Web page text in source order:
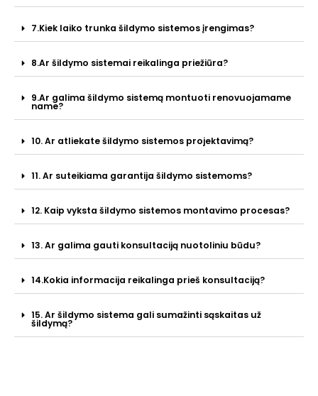
7.Kiek laiko trunka šildymo sistemos įrengimas?
8.Ar šildymo sistemai reikalinga priežiūra?
9.Ar galima šildymo sistemą montuoti renovuojamame
name?
10. Ar atliekate šildymo sistemos projektavimą?
11. Ar suteikiama garantija šildymo sistemoms?
12. Kaip vyksta šildymo sistemos montavimo procesas?
13. Ar galima gauti konsultaciją nuotoliniu būdu?
14.Kokia informacija reikalinga prieš konsultaciją?
15. Ar šildymo sistema gali sumažinti sąskaitas už
šildymą?